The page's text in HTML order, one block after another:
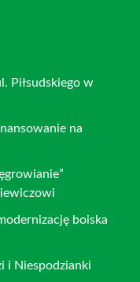
Piłsudskiego w
na
boiska
i Niespodzianki